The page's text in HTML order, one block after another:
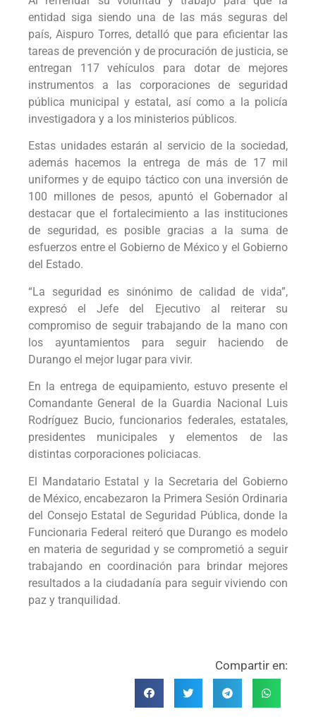
entidad siga siendo una de las más seguras del
país, Aispuro Torres, detalló que para eficientar las
tareas de prevención y de procuración de justicia, se
entregan 117 vehículos para dotar de mejores
instrumentos a las corporaciones de seguridad
pública municipal y estatal, así como a la policía
investigadora y a los ministerios públicos.
Estas unidades estarán al servicio de la sociedad,
además hacemos la entrega de más de 17 mil
uniformes y de equipo táctico con una inversión de
100 millones de pesos, apuntó el Gobernador al
destacar que el fortalecimiento a las instituciones
de seguridad, es posible gracias a la suma de
esfuerzos entre el Gobierno de México y el Gobierno
del Estado.
“La seguridad es sinónimo de calidad de vida”,
expresó el Jefe del Ejecutivo al reiterar su
compromiso de seguir trabajando de la mano con
los ayuntamientos para seguir haciendo de
Durango el mejor lugar para vivir.
En la entrega de equipamiento, estuvo presente el
Comandante General de la Guardia Nacional Luis
Rodríguez Bucio, funcionarios federales, estatales,
presidentes municipales y elementos de las
distintas corporaciones policiacas.
El Mandatario Estatal y la Secretaria del Gobierno
de México, encabezaron la Primera Sesión Ordinaria
del Consejo Estatal de Seguridad Pública, donde la
Funcionaria Federal reiteró que Durango es modelo
en materia de seguridad y se comprometió a seguir
trabajando en coordinación para brindar mejores
resultados a la ciudadanía para seguir viviendo con
paz y tranquilidad.
Compartir en: